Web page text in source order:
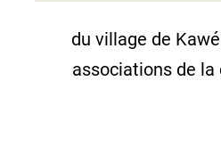
du village de
associations de